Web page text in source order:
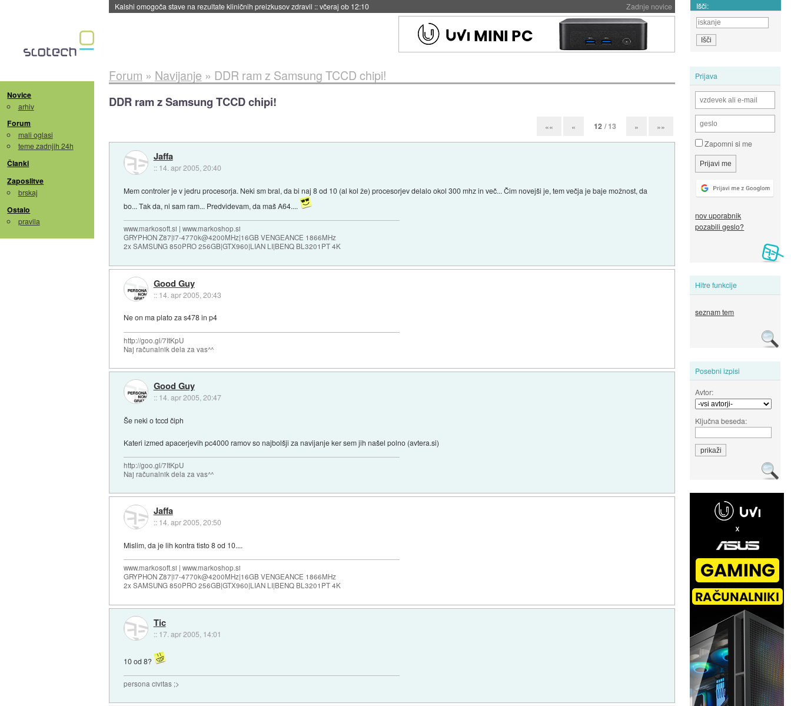
Zadnje novice
Sandisk že prodal več kot polovico SSD-jev za naslednji dve leti::včeraj ob 11:37 Išči:
Novice
arhiv
Forum
mali oglasi
teme zadnjih 24h
Članki
Zaposlitve
brskaj
Ostalo
pravila
Prijava
Zapomni si me
nov uporabnik
pozabili geslo?
Hitre funkcije
seznam tem
Posebni izpisi
Avtor:
Ključna beseda:
Forum » Navijanje » DDR ram z Samsung TCCD chipi!
DDR ram z Samsung TCCD chipi!
«« « 12 / 13 » »»
Jaffa
:: 14. apr 2005, 20:40
Mem controler je v jedru procesorja. Neki sm bral, da bi naj 8 od 10 (al kol že) procesorjev delalo okol 300 mhz in več... Čim novejši je, tem večja je baje možnost, da
bo... Tak da, ni sam ram... Predvidevam, da maš A64....
www.markosoft.si | www.markoshop.si
GRYPHON Z87|i7-4770k@4200MHz|16GB VENGEANCE 1866MHz
2x SAMSUNG 850PRO 256GB|GTX960|LIAN LI|BENQ BL3201PT 4K
Good Guy
:: 14. apr 2005, 20:43
Ne on ma plato za s478 in p4
http://goo.gl/7ItKpU
Naj računalnik dela za vas^^
Good Guy
:: 14. apr 2005, 20:47
Še neki o tccd čiph
Kateri izmed apacerjevih pc4000 ramov so najbolšji za navijanje ker sem jih našel polno (avtera.si)
http://goo.gl/7ItKpU
Naj računalnik dela za vas^^
Jaffa
:: 14. apr 2005, 20:50
Mislim, da je lih kontra tisto 8 od 10....
www.markosoft.si | www.markoshop.si
GRYPHON Z87|i7-4770k@4200MHz|16GB VENGEANCE 1866MHz
2x SAMSUNG 850PRO 256GB|GTX960|LIAN LI|BENQ BL3201PT 4K
Tic
:: 17. apr 2005, 14:01
10 od 8?
persona civitas ;>